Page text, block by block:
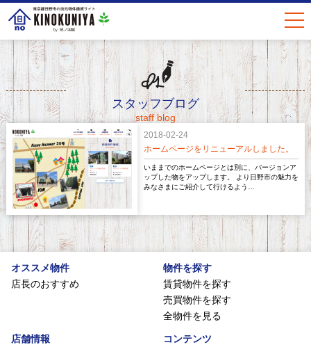
スタッフブログ
staff blog
2018-02-24
ホームページをリニューアルしました。
いままでのホームページとは別に、バージョンア
ップした物をアップします。 より日野市の魅力を
みなさまにご紹介して行けるよう…
オススメ物件
店長のおすすめ
物件を探す
賃貸物件を探す
売買物件を探す
全物件を見る
店舗情報
コンテンツ